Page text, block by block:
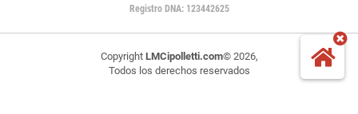
Registro DNA: 123442625
Copyright LMCipolletti.com© 2026,
Todos los derechos reservados